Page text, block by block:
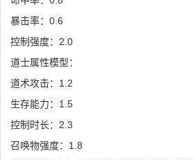
暴击率：0.6
控制强度：2.0
道士属性模型：
道术攻击：1.2
生存能力：1.5
控制时长：2.3
召唤物强度：1.8